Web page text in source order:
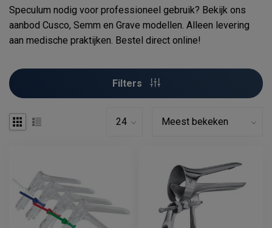
Speculum nodig voor professioneel gebruik? Bekijk ons
aanbod Cusco, Semm en Grave modellen. Alleen levering
aan medische praktijken. Bestel direct online!
Filters